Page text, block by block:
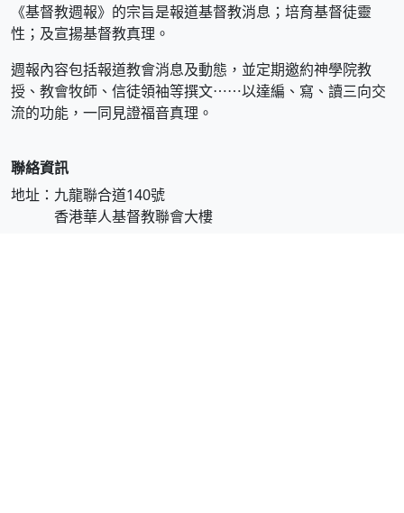
《基督教週報》的宗旨是報道基督教消息；培育基督徒靈
性；及宣揚基督教真理。
週報內容包括報道教會消息及動態，並定期邀約神學院教
授、教會牧師、信徒領袖等撰文⋯⋯以達編、寫、讀三向交
流的功能，一同見證福音真理。
聯絡資訊
地址：九龍聯合道140號
香港華人基督教聯會大樓